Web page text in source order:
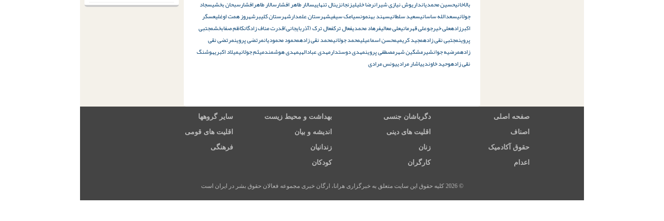
بالاخانیحسین محمدیانداریوش نیازی شیرانرضا خلیلیزنجانزینال تنهاییسالار طاهر افشارسالار طاهرافشارسبحان بخشیسجاد
جولانیسعدالله ساسانیسعید سلطانیسهند بهنمونسیامک سیفیشهرستان علمدارشهرستان کلیبرشهروز همت اوغلیعسگر
اکبرزادهعلی خیرجوعلی قهرمانیعلی معالیفرهاد محمدیفعال ترکفعال ترک (آذربایجانی)قدرت مناف زادگانکاظم صفابخشمجتبی
پروینمجتبی نقی زادهمجید کریمیمحسن اسماعیلیمحمد جولانیمحمد نقی زادهمحمود محمودیانمرتضی پروینمرتضی نقی
زادهمرضیه جوانشیرمشگین شهرمصطفی پروینمهدی دوستدارمهدی عبادالهیمهدی هوشمندمیثم جولانیمیلاد اکبریهوشنگ
نقی زادهوحید خاوندییاشار مرادییونس مرادی
صفحه اصلی دگرباشان جنسی بهداشت و محیط زیست سایر گروهها
اصناف اقلیت های دینی اندیشه و بیان اقلیت های قومی
حقوق آکادمیک زنان زندانیان فرهنگی
اعدام کارگران کودکان
© 2026 کلیه حقوق این سایت متعلق به خبرگزاری هرانا، ارگان خبری مجموعه فعالان حقوق بشر در ایران است